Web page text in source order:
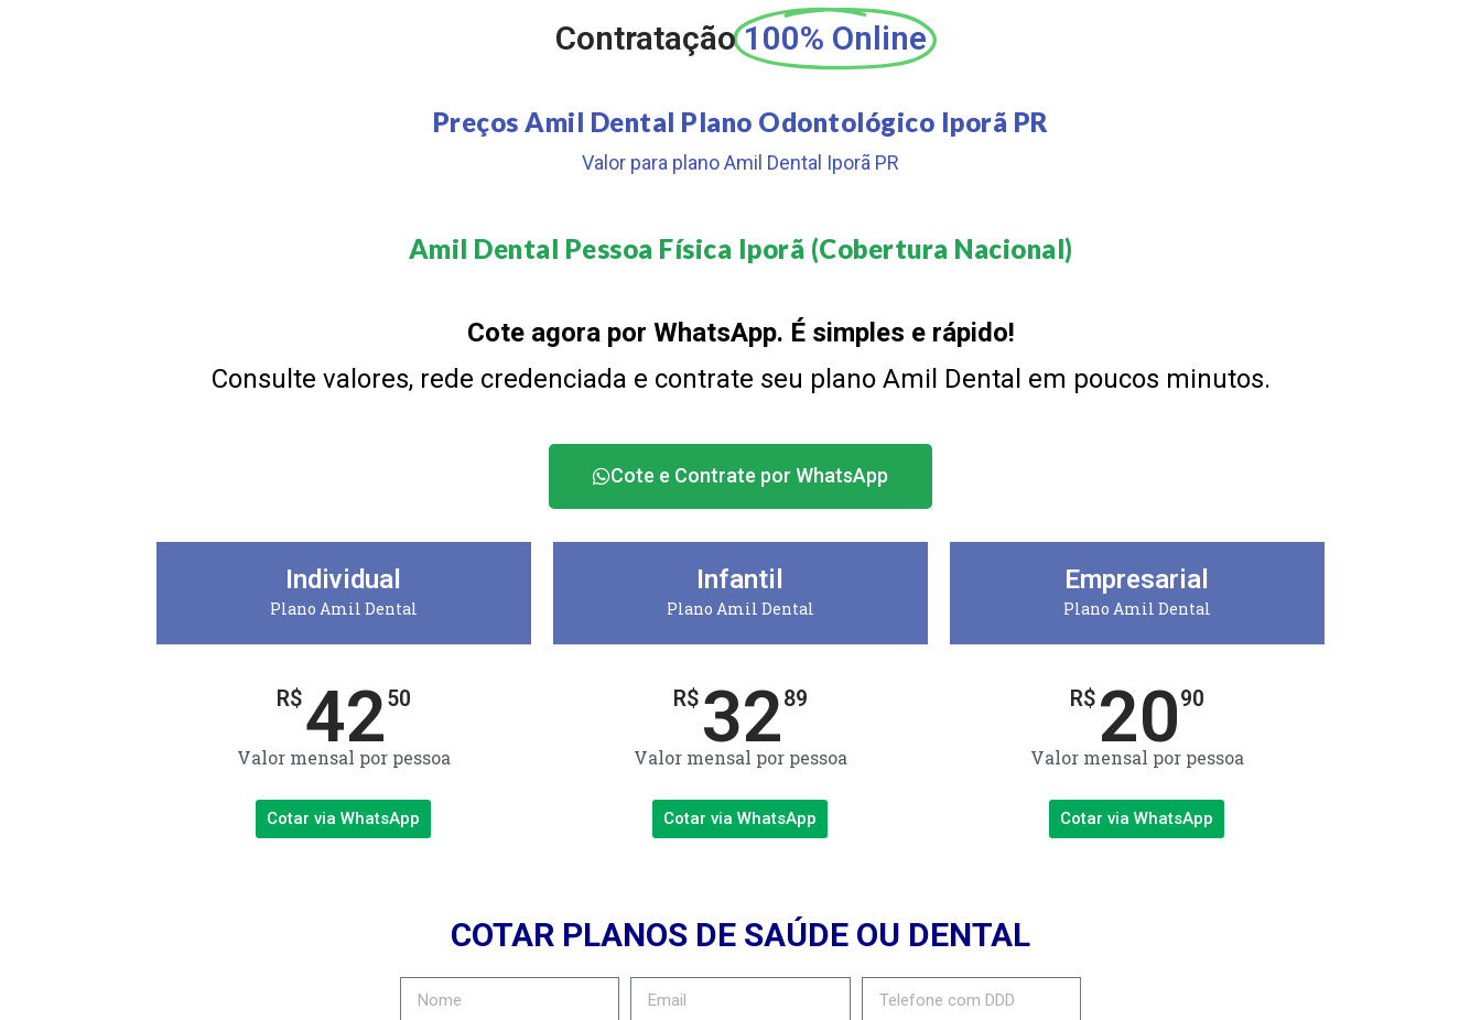
Contratação 100% Online
Preços Amil Dental Plano Odontológico Iporã PR
Valor para plano Amil Dental Iporã PR
Amil Dental Pessoa Física Iporã (Cobertura Nacional)​
Cote agora por WhatsApp. É simples e rápido!
Consulte valores, rede credenciada e contrate seu plano Amil Dental em poucos minutos.
Cote e Contrate por WhatsApp
Individual
Plano Amil Dental
R$4250
Valor mensal por pessoa
Cotar via WhatsApp
Infantil
Plano Amil Dental
R$ 3289
Valor mensal por pessoa
Cotar via WhatsApp
Empresarial
Plano Amil Dental
R$ 2090
Valor mensal por pessoa
Cotar via WhatsApp
COTAR PLANOS DE SAÚDE OU DENTAL